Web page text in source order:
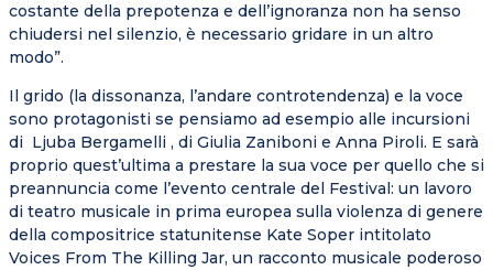
costante della prepotenza e dell’ignoranza non ha senso
chiudersi nel silenzio, è necessario gridare in un altro
modo”.
Il grido (la dissonanza, l’andare controtendenza) e la voce
sono protagonisti se pensiamo ad esempio alle incursioni
di Ljuba Bergamelli , di Giulia Zaniboni e Anna Piroli. E sarà
proprio quest’ultima a prestare la sua voce per quello che si
preannuncia come l’evento centrale del Festival: un lavoro
di teatro musicale in prima europea sulla violenza di genere
della compositrice statunitense Kate Soper intitolato
Voices From The Killing Jar, un racconto musicale poderoso